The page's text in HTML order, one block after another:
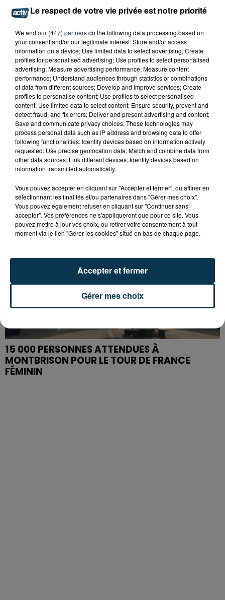
SAINT-ETIENNE : UN ENFANT DÉCÈDE APRÈS
UNE CHUTE DU 8E ÉTAGE
15 000 PERSONNES ATTENDUES À
MONTBRISON POUR LE TOUR DE FRANCE
FÉMININ
Le respect de votre vie privée est notre priorité
We and our (447) partnersdo the following data processing based on
your consent and/or our legitimate interest: Store and/or access
information on a device; Use limited data to select advertising; Create
profiles for personalised advertising; Use profiles to select personalised
advertising; Measure advertising performance; Measure content
performance; Understand audiences through statistics or combinations
of data from different sources; Develop and improve services; Create
profiles to personalise content; Use profiles to select personalised
content; Use limited data to select content; Ensure security, prevent and
detect fraud, and fix errors; Deliver and present advertising and content;
Save and communicate privacy choices. These technologies may
process personal data such as IP address and browsing data to offer
following functionalities: Identify devices based on information actively
requested; Use precise geolocation data; Match and combine data from
other data sources; Link different devices; Identify devices based on
information transmitted automatically.
Vous pouvez accepter en cliquant sur "Accepter et fermer", ou affiner en
sélectionnant les finalités et/ou partenaires dans "Gérer mes choix".
Vous pouvez également refuser en cliquant sur "Continuer sans
accepter". Vos préférences ne s'appliqueront que pour ce site. Vous
pouvez mettre à jour vos choix, ou retirer votre consentement à tout
moment via le lien "Gérer les cookies" situé en bas de chaque page.
Gérer mes choix
Accepter et fermer